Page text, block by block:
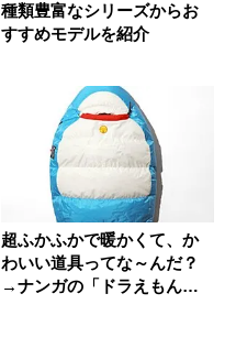
種類豊富なシリーズからお
すすめモデルを紹介
超ふかふかで暖かくて、か
わいい道具ってな～んだ？
→ナンガの「ドラえもん寝